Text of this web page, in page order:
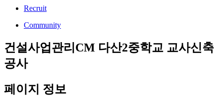
Recruit
Community
건설사업관리CM 다산2중학교 교사신축
공사
페이지 정보